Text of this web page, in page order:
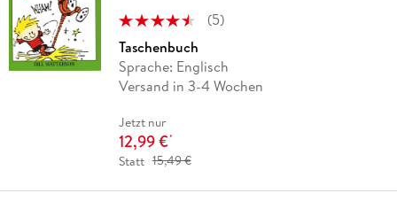
(5)
Taschenbuch
Sprache: Englisch
Versand in 3-4 Wochen
Jetzt nur
12,99 €*
Statt 15,49 €